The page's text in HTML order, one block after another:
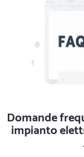
Domande
impianto